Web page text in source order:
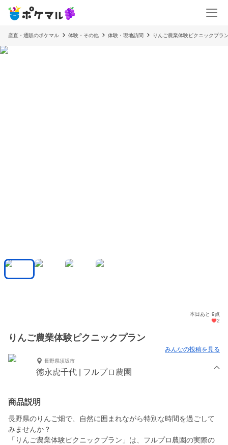
産直・通販のポケマル 体験・その他 体験・現地訪問 りんご農業体験ピクニックプラ
本日あと 9点
2
りんご農業体験ピクニックプラン
みんなの投稿を見る
長野県須坂市
徳永虎千代 | フルプロ農園
商品説明
長野県のりんご畑で、自然に囲まれながら特別な時間を過ごして
みませんか？
「りんご農業体験ピクニックプラン」は、フルプロ農園の実際の